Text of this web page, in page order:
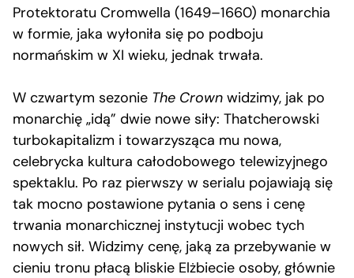
Protektoratu Cromwella (1649–1660) monarchia
w formie, jaka wyłoniła się po podboju
normańskim w XI wieku, jednak trwała.
W czwartym sezonie The Crown widzimy, jak po
monarchię „idą” dwie nowe siły: Thatcherowski
turbokapitalizm i towarzysząca mu nowa,
celebrycka kultura całodobowego telewizyjnego
spektaklu. Po raz pierwszy w serialu pojawiają się
tak mocno postawione pytania o sens i cenę
trwania monarchicznej instytucji wobec tych
nowych sił. Widzimy cenę, jaką za przebywanie w
cieniu tronu płacą bliskie Elżbiecie osoby, głównie